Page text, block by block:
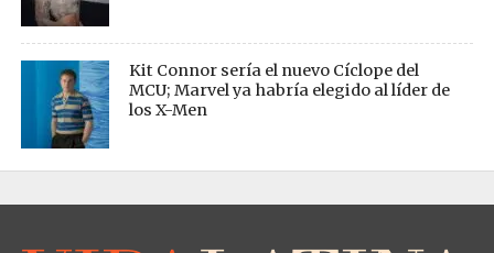
Kit Connor sería el nuevo Cíclope del
MCU; Marvel ya habría elegido al líder de
los X-Men